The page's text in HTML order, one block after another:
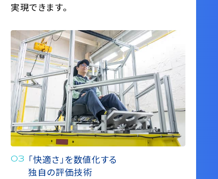
実現できます。
「快適さ」を数値化する
独⾃の評価技術